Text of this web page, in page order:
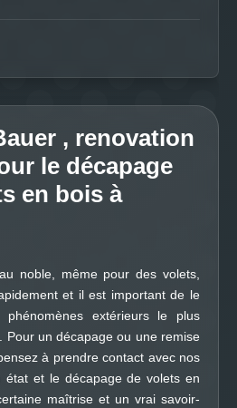
, renovation
le décapage
en bois à
noble, même pour des volets,
et il est important de le
extérieurs le plus
Pour un décapage ou une remise
à prendre contact avec nos
état et le décapage de volets en
maîtrise et un vrai savoir-